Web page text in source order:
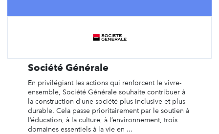
Société Générale
En privilégiant les actions qui renforcent le vivre-
ensemble, Société Générale souhaite contribuer à
la construction d’une société plus inclusive et plus
durable. Cela passe prioritairement par le soutien à
l’éducation, à la culture, à l’environnement, trois
domaines essentiels à la vie en ...